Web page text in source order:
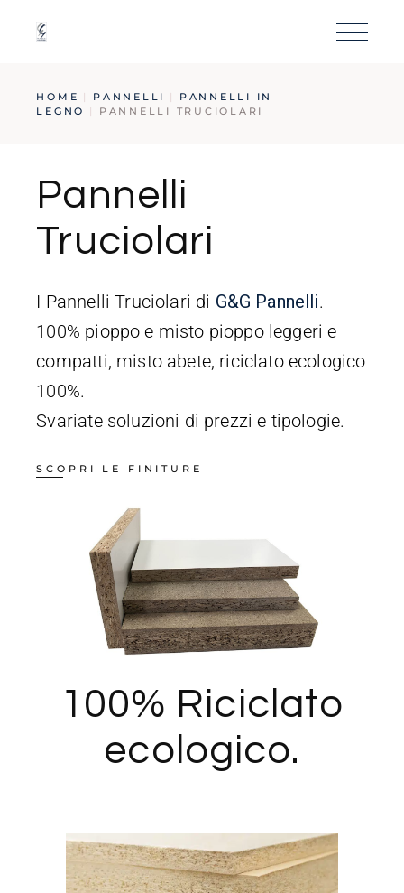
HOME PANNELLI
PANNELLI IN
LEGNO
PANNELLI TRUCIOLARI
Pannelli
Truciolari
I Pannelli Truciolari di G&G Pannelli.
100% pioppo e misto pioppo leggeri e
compatti, misto abete, riciclato ecologico
100%.
Svariate soluzioni di prezzi e tipologie.
SCOPRI LE FINITURE
100% Riciclato
ecologico.